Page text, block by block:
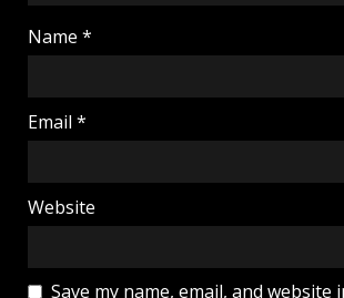
Name *
Email *
Website
Save my name, email, and